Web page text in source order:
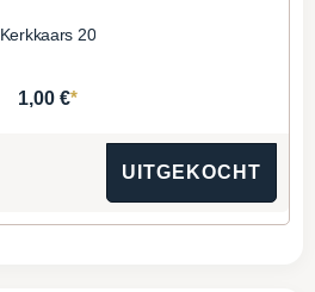
Kerkkaars 20
1,00 €*
UITGEKOCHT